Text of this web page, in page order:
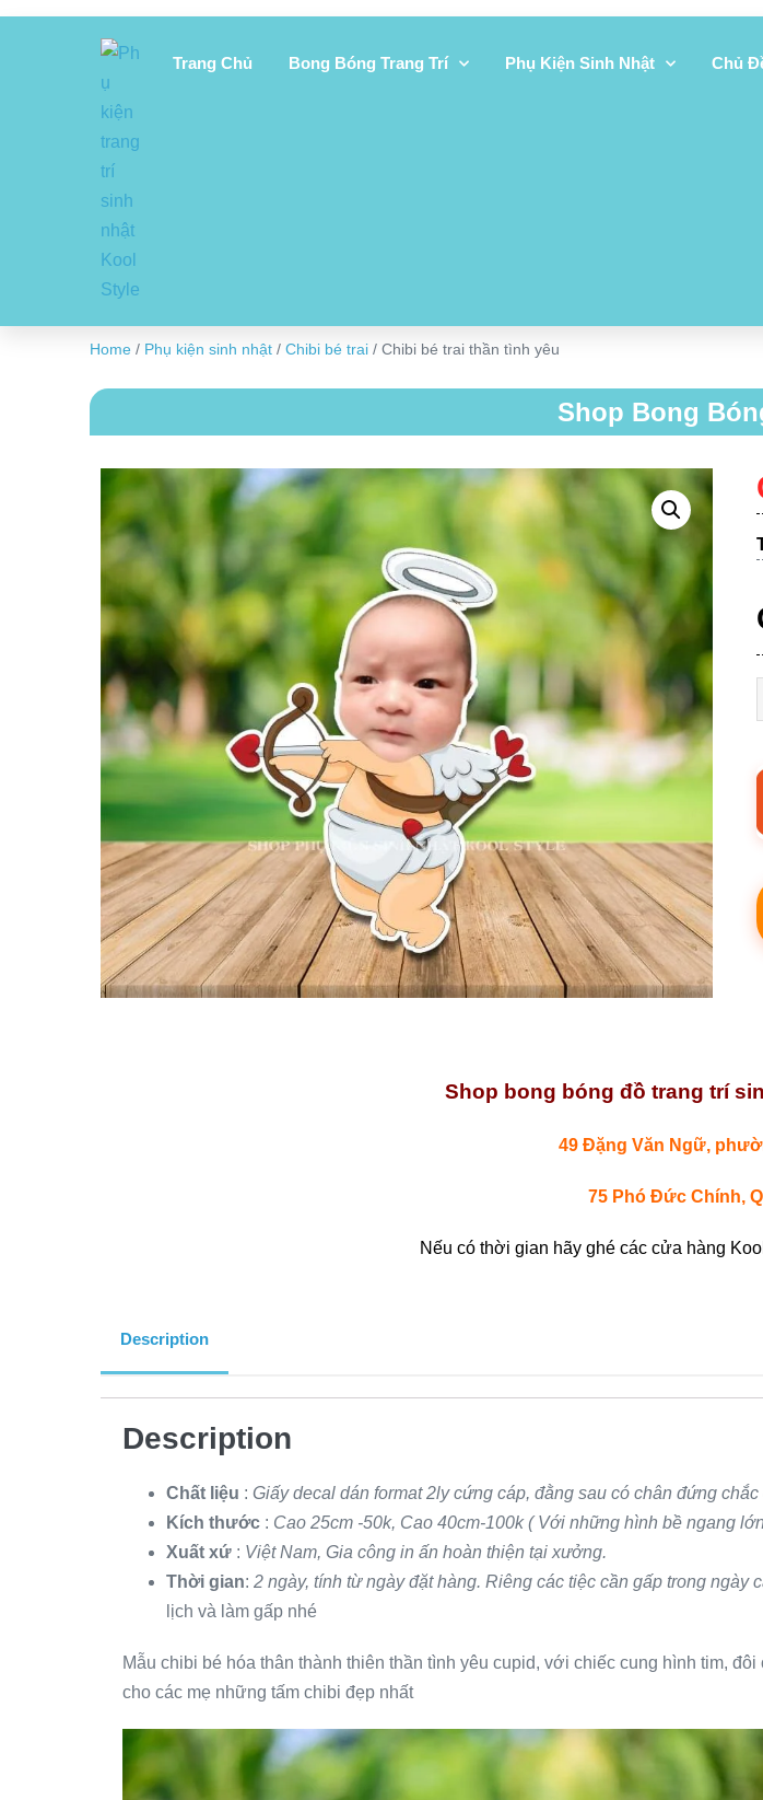
Trang Chủ Bong Bóng Trang Trí Phụ Kiện Sinh Nhật Chủ
Home / Phụ kiện sinh nhật / Chibi bé trai / Chibi bé trai thần tình yêu
Shop Bong
Shop bong bóng đồ trang trí
49 Đặng Văn Ngữ,
75 Phó Đức Chính,
Nếu có thời gian hãy ghé các cửa hàng
Description
Description
Chất liệu : Giấy decal dán format 2ly cứng cáp, đằng sau có chân đứng
Kích thước : Cao 25cm -50k, Cao 40cm-100k ( Với những hình bề ngang
Xuất xứ : Việt Nam, Gia công in ấn hoàn thiện tại xưởng.
Thời gian: 2 ngày, tính từ ngày đặt hàng. Riêng các tiệc cần gấp trong ngày
lịch và làm gấp nhé
Mẫu chibi bé hóa thân thành thiên thần tình yêu cupid, với chiếc cung hình tim,
cho các mẹ những tấm chibi đẹp nhất